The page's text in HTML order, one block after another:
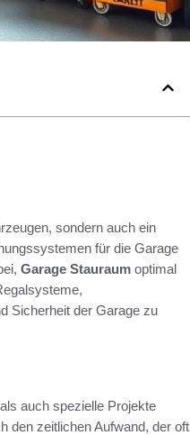
sondern auch ein
für die Garage
Garage Stauraum optimal
Sicherheit der Garage zu
auch spezielle Projekte
den zeitlichen Aufwand, der oft